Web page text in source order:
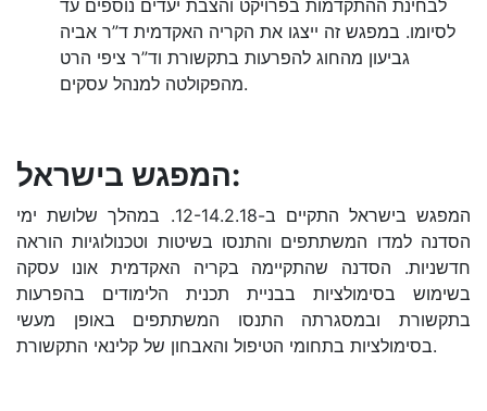
לבחינת ההתקדמות בפרויקט והצבת יעדים נוספים עד
לסיומו. במפגש זה ייצגו את הקריה האקדמית ד”ר אביה
גביעון מהחוג להפרעות בתקשורת וד”ר ציפי הרט
מהפקולטה למנהל עסקים.
המפגש בישראל:
המפגש בישראל התקיים ב-12-14.2.18. במהלך שלושת ימי
הסדנה למדו המשתתפים והתנסו בשיטות וטכנולוגיות הוראה
חדשניות. הסדנה שהתקיימה בקריה האקדמית אונו עסקה
בשימוש בסימולציות בבניית תכנית הלימודים בהפרעות
בתקשורת ובמסגרתה התנסו המשתתפים באופן מעשי
בסימולציות בתחומי הטיפול והאבחון של קלינאי התקשורת.